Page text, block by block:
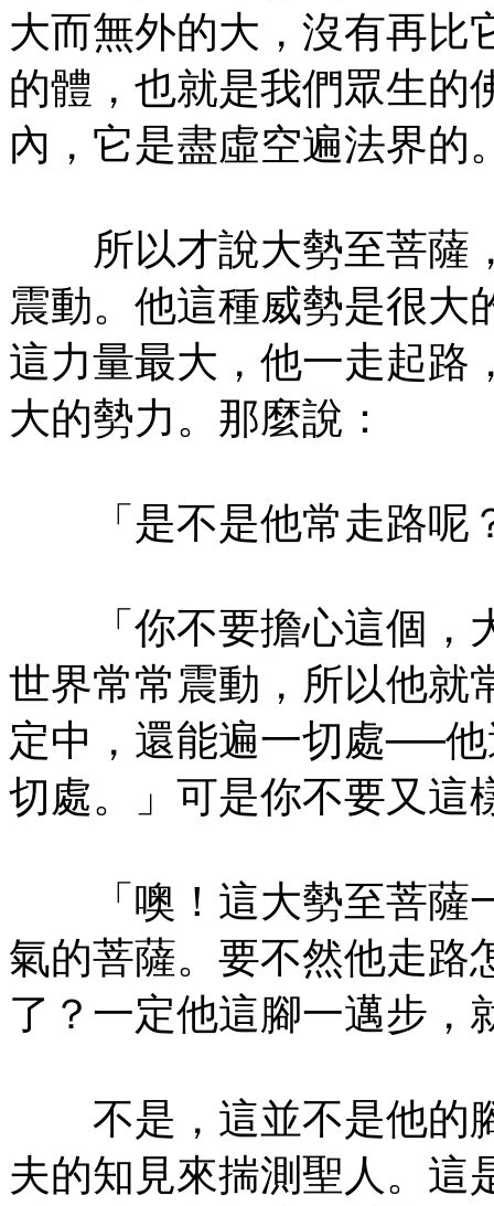
大而無外的大，沒有再比
的體，也就是我們眾生的
內，它是盡虛空遍法界的
所以才說大勢至菩薩
震動。他這種威勢是很大
這力量最大，他一走起路
大的勢力。那麼說：
「是不是他常走路呢
「你不要擔心這個，
世界常常震動，所以他就
定中，還能遍一切處──
切處。」可是你不要又這
「噢！這大勢至菩薩
氣的菩薩。要不然他走路
了？一定他這腳一邁步，
不是，這並不是他的
夫的知見來揣測聖人。這